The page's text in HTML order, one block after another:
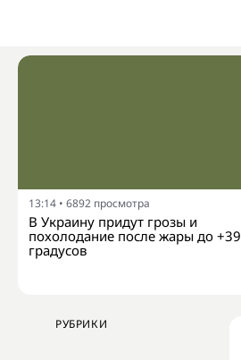
13:14 • 6892 просмотра
В Украину придут грозы и
похолодание после жары до +39
градусов
РУБРИКИ